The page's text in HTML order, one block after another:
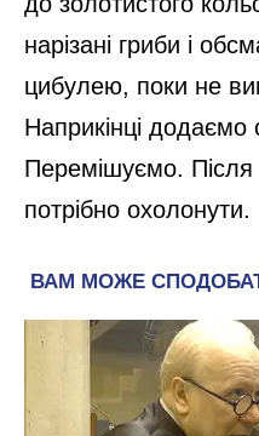
нарізані гриби і
цибулею, поки не
Наприкінці додаємо
Перемішуємо. Після
потрібно охолонути.